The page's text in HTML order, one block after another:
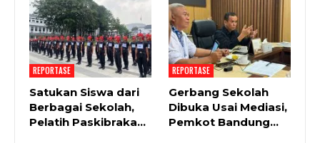
REPORTASE
Satukan Siswa dari
Berbagai Sekolah,
Pelatih Paskibraka…
REPORTASE
Gerbang Sekolah
Dibuka Usai Mediasi,
Pemkot Bandung…